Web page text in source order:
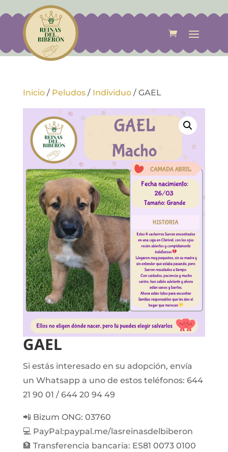
Inicio/ Peludos/ Individuo/ GAEL
GAEL
Si estás interesado en su adopción, envía
un Whatsapp a uno de estos teléfonos: 644
21 90 01 / 644 20 94 49
📲 Bizum ONG: 03760
💻 PayPal:paypal.me/lasreinasdelbiberon
🏦 Transferencia bancaria: ES81 0073 0100